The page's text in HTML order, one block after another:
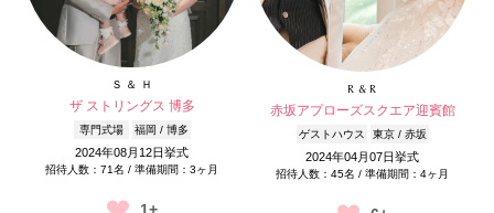
Ｓ ＆ Ｈ
ザ ストリングス 博多
専門式場 福岡 / 博多
2024年08月12日挙式
招待人数：71名 / 準備期間：3ヶ月
R & R
赤坂アプローズスクエア迎賓館
ゲストハウス 東京 / 赤坂
2024年04月07日挙式
招待人数：45名 / 準備期間：4ヶ月